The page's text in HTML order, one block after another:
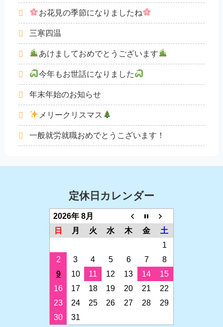
お花見の季節になりましたね
三寒四温
あけましておめでとうございます
今年もお世話になりました
年末年始のお知らせ
メリークリスマス
一般就労就職おめでとうこざいます！
定休日カレンダー
2026年 8月
日
月 火 水 木 金
土
1
2
3 4 5 6 7
8
9
10 11 12 13 14
15
16
17 18 19 20 21
22
23
24 25 26 27 28
29
30
31